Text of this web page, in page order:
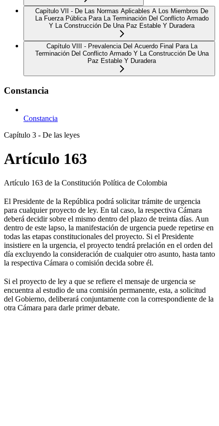
Capítulo VII - De Las Normas Aplicables A Los Miembros De
La Fuerza Pública Para La Terminación Del Conflicto Armado
Y La Construcción De Una Paz Estable Y Duradera
Capítulo VIII - Prevalencia Del Acuerdo Final Para La
Terminación Del Conflicto Armado Y La Construcción De Una
Paz Estable Y Duradera
Constancia
Constancia
Capítulo 3 - De las leyes
Artículo 163
Artículo 163 de la Constitución Política de Colombia
El Presidente de la República podrá solicitar trámite de urgencia
para cualquier proyecto de ley. En tal caso, la respectiva Cámara
deberá decidir sobre el mismo dentro del plazo de treinta días. Aun
dentro de este lapso, la manifestación de urgencia puede repetirse en
todas las etapas constitucionales del proyecto. Si el Presidente
insistiere en la urgencia, el proyecto tendrá prelación en el orden del
día excluyendo la consideración de cualquier otro asunto, hasta tanto
la respectiva Cámara o comisión decida sobre él.
Si el proyecto de ley a que se refiere el mensaje de urgencia se
encuentra al estudio de una comisión permanente, esta, a solicitud
del Gobierno, deliberará conjuntamente con la correspondiente de la
otra Cámara para darle primer debate.